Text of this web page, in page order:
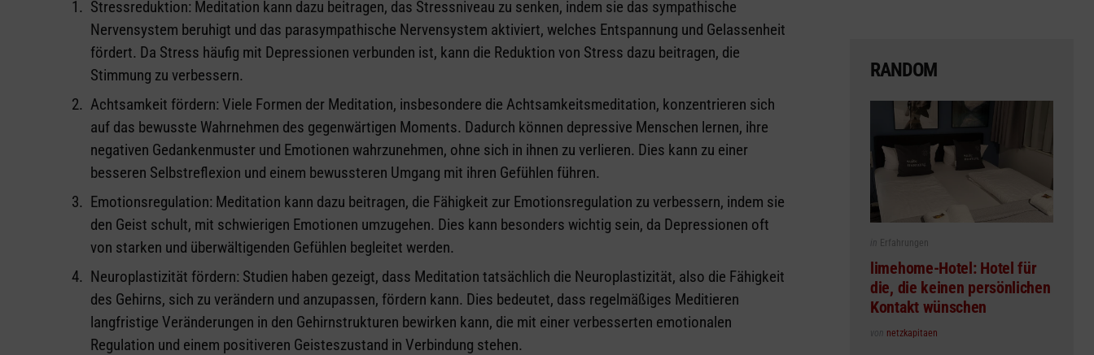
Stressreduktion: Meditation kann dazu beitragen, das Stressniveau zu senken, indem sie das sympathische
Nervensystem beruhigt und das parasympathische Nervensystem aktiviert, welches Entspannung und Gelassenheit
fördert. Da Stress häufig mit Depressionen verbunden ist, kann die Reduktion von Stress dazu beitragen, die
Stimmung zu verbessern.
Achtsamkeit fördern: Viele Formen der Meditation, insbesondere die Achtsamkeitsmeditation, konzentrieren sich
auf das bewusste Wahrnehmen des gegenwärtigen Moments. Dadurch können depressive Menschen lernen, ihre
negativen Gedankenmuster und Emotionen wahrzunehmen, ohne sich in ihnen zu verlieren. Dies kann zu einer
besseren Selbstreflexion und einem bewussteren Umgang mit ihren Gefühlen führen.
Emotionsregulation: Meditation kann dazu beitragen, die Fähigkeit zur Emotionsregulation zu verbessern, indem sie
den Geist schult, mit schwierigen Emotionen umzugehen. Dies kann besonders wichtig sein, da Depressionen oft
von starken und überwältigenden Gefühlen begleitet werden.
Neuroplastizität fördern: Studien haben gezeigt, dass Meditation tatsächlich die Neuroplastizität, also die Fähigkeit
des Gehirns, sich zu verändern und anzupassen, fördern kann. Dies bedeutet, dass regelmäßiges Meditieren
langfristige Veränderungen in den Gehirnstrukturen bewirken kann, die mit einer verbesserten emotionalen
Regulation und einem positiveren Geisteszustand in Verbindung stehen.
RANDOM
Posted
in Erfahrungen
limehome-Hotel: Hotel für
die, die keinen persönlichen
Kontakt wünschen
Posted
von netzkapitaen